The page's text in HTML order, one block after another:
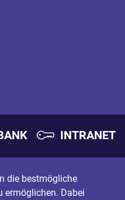
INTRANET
die bestmögliche
ermöglichen. Dabei